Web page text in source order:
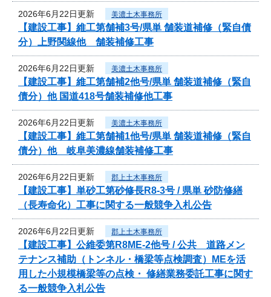
2026年6月22日更新 美濃土木事務所
【建設工事】維工第舗補3号/県単 舗装道補修（緊自債
分）上野関線他 舗装補修工事
2026年6月22日更新 美濃土木事務所
【建設工事】維工第舗補2他号/県単 舗装道補修（緊自
債分）他 国道418号舗装補修他工事
2026年6月22日更新 美濃土木事務所
【建設工事】維工第舗補1他号/県単 舗装道補修（緊自
債分）他 岐阜美濃線舗装補修工事
2026年6月22日更新 郡上土木事務所
【建設工事】単砂工第砂修長R8-3号 / 県単 砂防修繕
（長寿命化）工事に関する一般競争入札公告
2026年6月22日更新 郡上土木事務所
【建設工事】公維委第R8ME-2他号 / 公共 道路メン
テナンス補助（トンネル・橋梁等点検調査）MEを活
用した小規模橋梁等の点検・ 修繕業務委託工事に関す
る一般競争入札公告